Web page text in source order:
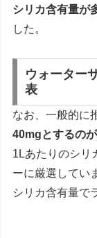
シリカ含有量が
した。
ウォーター
表
なお、一般的に
40mgとするの
1Lあたりのシリ
ーに厳選してい
シリカ含有量で